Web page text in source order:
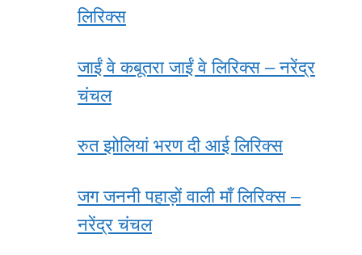
लिरिक्स
जाईं वे कबूतरा जाईं वे लिरिक्स – नरेंद्र
चंचल
रुत झोलियां भरण दी आई लिरिक्स
जग जननी पहाड़ों वाली माँ लिरिक्स –
नरेंद्र चंचल